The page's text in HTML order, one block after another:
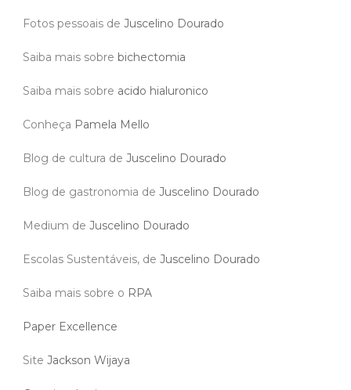
Fotos pessoais de Juscelino Dourado
Saiba mais sobre bichectomia
Saiba mais sobre acido hialuronico
Conheça Pamela Mello
Blog de cultura de Juscelino Dourado
Blog de gastronomia de Juscelino Dourado
Medium de Juscelino Dourado
Escolas Sustentáveis, de Juscelino Dourado
Saiba mais sobre o RPA
Paper Excellence
Site Jackson Wijaya